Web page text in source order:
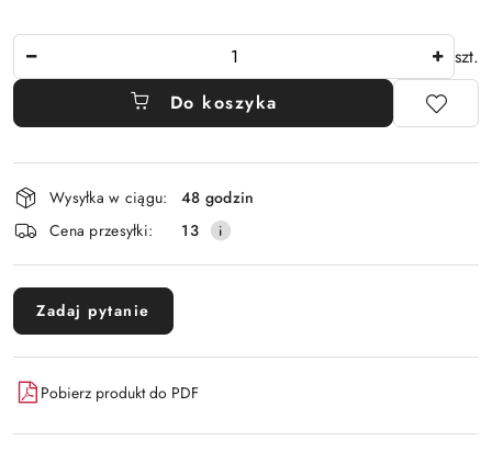
szt.
Do koszyka
Dostępność
i
dostawa
Wysyłka w ciągu:
48 godzin
Cena przesyłki:
13
Zadaj pytanie
Pobierz produkt do PDF